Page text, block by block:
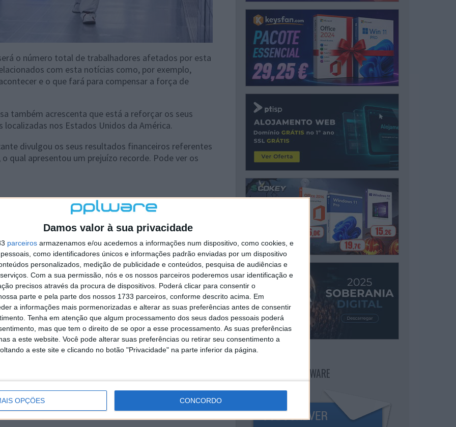
Damos valor à sua privacidade
parceiros armazenamos e/ou acedemos a informações num dispositivo, como cookies, e
como identificadores únicos e informações padrão enviadas por um dispositivo
personalizados, medição de publicidade e conteúdos, pesquisa de audiências e
Com a sua permissão, nós e os nossos parceiros poderemos usar identificação e
precisos através da procura de dispositivos. Poderá clicar para consentir o
parte e pela parte dos nossos 1733 parceiros, conforme descrito acima. Em
a informações mais pormenorizadas e alterar as suas preferências antes de consentir
Tenha em atenção que algum processamento dos seus dados pessoais poderá
mas que tem o direito de se opor a esse processamento. As suas preferências
a este website. Você pode alterar suas preferências ou retirar seu consentimento a
a este site e clicando no botão "Privacidade" na parte inferior da página.
OPÇÕES CONCORDO
o número total de trabalhadores afetados por esta
com esta notícias como, por exemplo,
e o que fará para compensar a força de
também acrescenta que está a reforçar os seus
nos Estados Unidos da América.
divulgou os seus resultados financeiros referentes
qual apresentou um prejuízo recorde. Pode ver os
no Google Notícias
Autor:Marisa Pinto
Altice Portugal: Receitas sobem para os 699
milhões de euros
o
NEWSLETTER PPLWARE